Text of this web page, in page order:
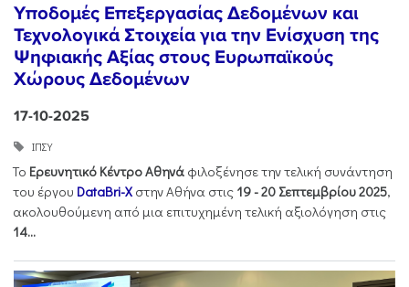
Υποδομές Επεξεργασίας Δεδομένων και
Τεχνολογικά Στοιχεία για την Ενίσχυση της
Ψηφιακής Αξίας στους Ευρωπαϊκούς
Χώρους Δεδομένων
17-10-2025
ΙΠΣΥ
Το Ερευνητικό Κέντρο Αθηνάφιλοξένησε την τελική συνάντηση
του έργου DataBri-Xστην Αθήνα στις 19 - 20 Σεπτεμβρίου 2025,
ακολουθούμενη από μια επιτυχημένη τελική αξιολόγηση στις
14...